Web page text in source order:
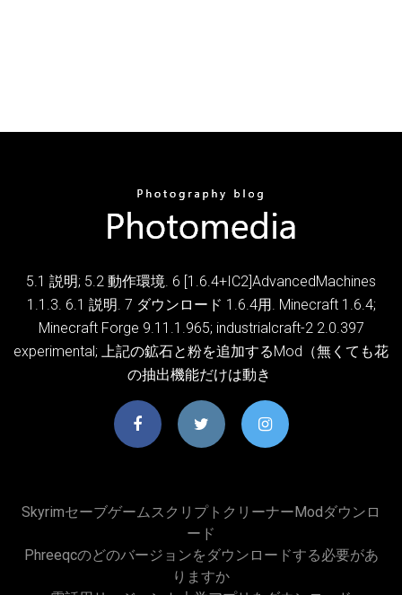
5.1 説明; 5.2 動作環境. 6 [1.6.4+IC2]AdvancedMachines
1.1.3. 6.1 説明. 7 ダウンロード 1.6.4用. Minecraft 1.6.4;
Minecraft Forge 9.11.1.965; industrialcraft-2 2.0.397
experimental; 上記の鉱石と粉を追加するMod（無くても花
の抽出機能だけは動き
Skyrimセーブゲームスクリプトクリーナーmodダウンロ
ード
Phreeqcのどのバージョンをダウンロードする必要があ
りますか